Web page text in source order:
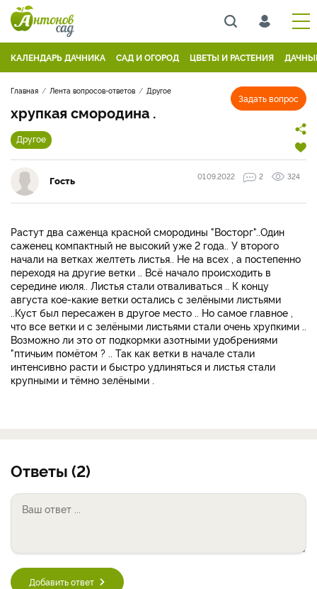
КАЛЕНДАРЬ ДАЧНИКА САД И ОГОРОД ЦВЕТЫ И РАСТЕНИЯ
Задать вопрос
Главная Лента вопросов-ответов Другое
хрупкая смородина .
Другое
Гость 01.09.2022 2 324
Растут два саженца красной смородины "Восторг"..Один
саженец компактный не высокий уже 2 года.. У второго
начали на ветках желтеть листья.. Не на всех , а постепенно
переходя на другие ветки .. Всё начало происходить в
середине июля.. Листья стали отваливаться .. К концу
августа кое-какие ветки остались с зелёными листьями
..Куст был пересажен в другое место .. Но самое главное ,
что все ветки и с зелёными листьями стали очень хрупкими ..
Возможно ли это от подкормки азотными удобрениями
"птичьим помётом ? .. Так как ветки в начале стали
интенсивно расти и быстро удлиняться и листья стали
крупными и тёмно зелёными .
Ответы (2)
Добавить ответ